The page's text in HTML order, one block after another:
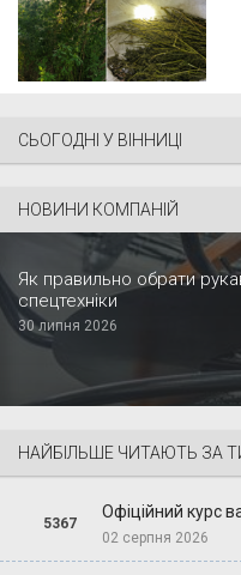
СЬОГОДНІ У ВІННИЦІ
НОВИНИ КОМПАНІЙ
Як правильно обрати
спецтехніки
30 липня 2026
НАЙБІЛЬШЕ ЧИТАЮТЬ ЗА
5367
Офіційний курс
02 серпня 2026